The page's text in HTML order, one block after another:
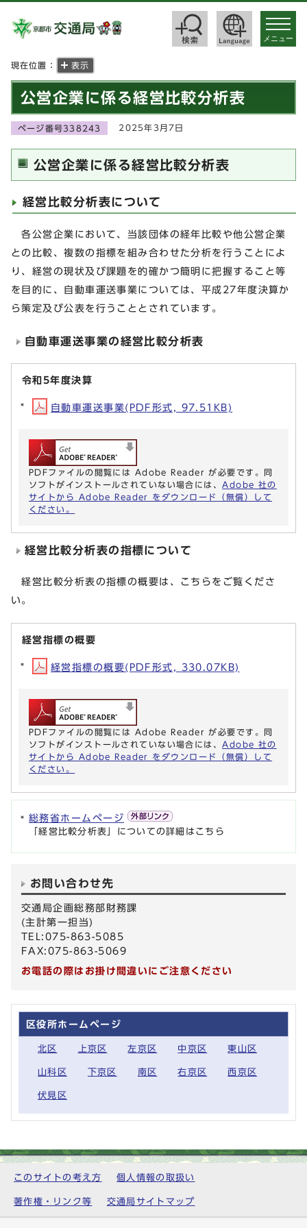
toggle
メニュー
現在位置： 表示
公営企業に係る経営比較分析表
ページ番号338243 2025年3月7日
公営企業に係る経営比較分析表
経営比較分析表について
各公営企業において、当該団体の経年比較や他公営企業
との比較、複数の指標を組み合わせた分析を行うことによ
り、経営の現状及び課題を的確かつ簡明に把握すること等
を目的に、自動車運送事業については、平成27年度決算か
ら策定及び公表を行うこととされています。
自動車運送事業の経営比較分析表
令和5年度決算
自動車運送事業(PDF形式, 97.51KB)
PDFファイルの閲覧には Adobe Reader が必要です。同
ソフトがインストールされていない場合には、 Adobe 社の
サイトから Adobe Reader をダウンロード（無償）して
ください。
経営比較分析表の指標について
経営比較分析表の指標の概要は、こちらをご覧くださ
い。
経営指標の概要
経営指標の概要(PDF形式, 330.07KB)
PDFファイルの閲覧には Adobe Reader が必要です。同
ソフトがインストールされていない場合には、 Adobe 社の
サイトから Adobe Reader をダウンロード（無償）して
ください。
総務省ホームページ
「経営比較分析表」についての詳細はこちら
お問い合わせ先
交通局企画総務部財務課
(主計第一担当)
TEL:075-863-5085
FAX:075-863-5069
お電話の際はお掛け間違いにご注意ください
区役所ホームページ
北区 上京区 左京区 中京区 東山区
山科区 下京区 南区 右京区 西京区
伏見区
このサイトの考え方 個人情報の取扱い
著作権・リンク等 交通局サイトマップ